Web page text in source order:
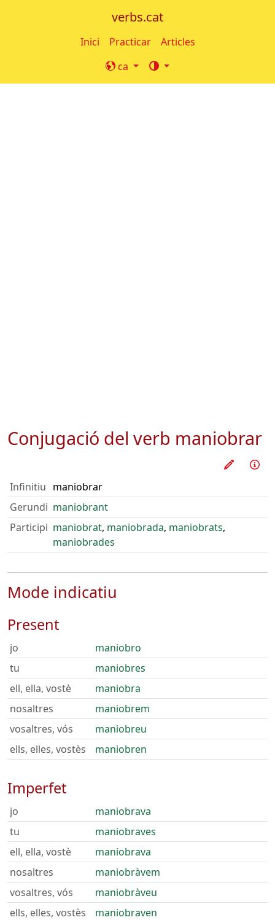
verbs.cat
Inici Practicar
Articles
ca
Conjugació del verb maniobrar
Infinitiu maniobrar
Gerundi maniobrant
Participi maniobrat, maniobrada, maniobrats,
maniobrades
Mode indicatiu
Present
jo
maniobro
tu
maniobres
ell, ella, vostè
maniobra
nosaltres
maniobrem
vosaltres, vós
maniobreu
ells, elles, vostès
maniobren
Imperfet
jo
maniobrava
tu
maniobraves
ell, ella, vostè
maniobrava
nosaltres
maniobràvem
vosaltres, vós
maniobràveu
ells, elles, vostès
maniobraven